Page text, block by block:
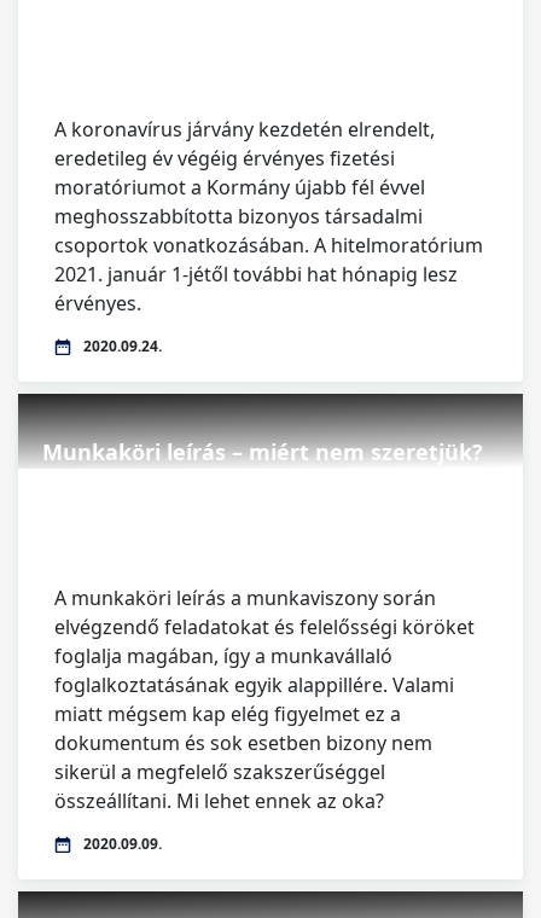
A koronavírus járvány kezdetén elrendelt,
eredetileg év végéig érvényes fizetési
moratóriumot a Kormány újabb fél évvel
meghosszabbította bizonyos társadalmi
csoportok vonatkozásában. A hitelmoratórium
2021. január 1-jétől további hat hónapig lesz
érvényes.
2020.09.24.
Munkaköri leírás – miért nem szeretjük?
A munkaköri leírás a munkaviszony során
elvégzendő feladatokat és felelősségi köröket
foglalja magában, így a munkavállaló
foglalkoztatásának egyik alappillére. Valami
miatt mégsem kap elég figyelmet ez a
dokumentum és sok esetben bizony nem
sikerül a megfelelő szakszerűséggel
összeállítani. Mi lehet ennek az oka?
2020.09.09.